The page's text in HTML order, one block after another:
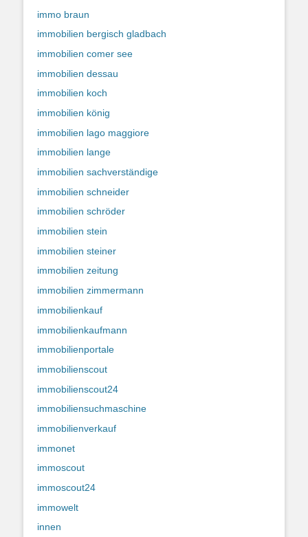
immo braun
immobilien bergisch gladbach
immobilien comer see
immobilien dessau
immobilien koch
immobilien könig
immobilien lago maggiore
immobilien lange
immobilien sachverständige
immobilien schneider
immobilien schröder
immobilien stein
immobilien steiner
immobilien zeitung
immobilien zimmermann
immobilienkauf
immobilienkaufmann
immobilienportale
immobilienscout
immobilienscout24
immobiliensuchmaschine
immobilienverkauf
immonet
immoscout
immoscout24
immowelt
innen